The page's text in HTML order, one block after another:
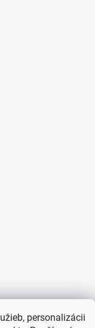
personalizácii